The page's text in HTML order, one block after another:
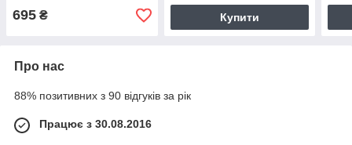
695 ₴ Купити
Про нас
88% позитивних з 90 відгуків за рік
Працює з 30.08.2016